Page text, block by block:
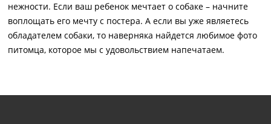
нежности. Если ваш ребенок мечтает о собаке – начните
воплощать его мечту с постера. А если вы уже являетесь
обладателем собаки, то наверняка найдется любимое фото
питомца, которое мы с удовольствием напечатаем.